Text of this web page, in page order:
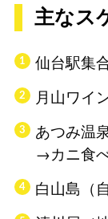
主なス
仙台駅集
月山ワイ
あつみ温
→カニ食
白山島（